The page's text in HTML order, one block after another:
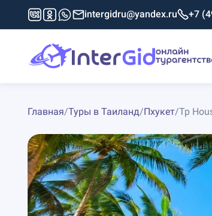
intergidru@yandex.ru +7
Главная/Туры в Таиланд/Пхукет/Tp